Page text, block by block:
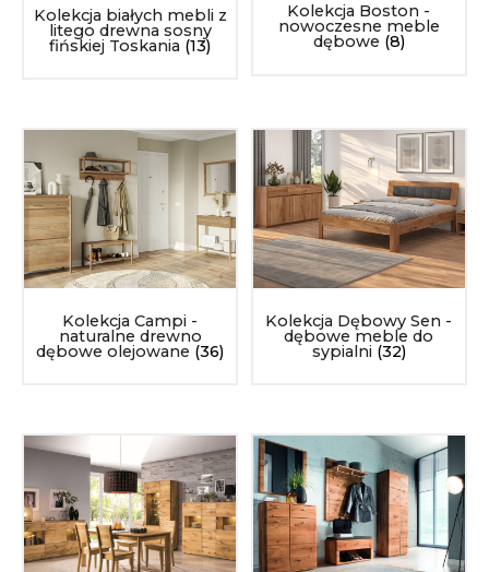
Kolekcja białych mebli z
litego drewna sosny
fińskiej Toskania (13)
Kolekcja Boston -
nowoczesne meble
dębowe (8)
Kolekcja Campi -
naturalne drewno
dębowe olejowane (36)
Kolekcja Dębowy Sen -
dębowe meble do
sypialni (32)